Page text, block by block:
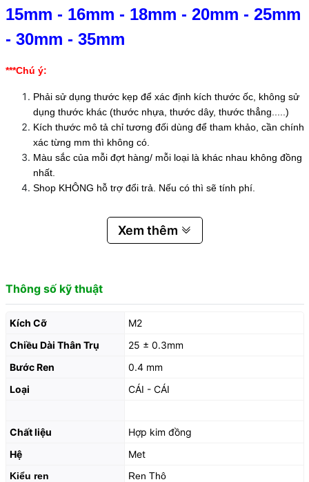
15mm - 16mm - 18mm - 20mm - 25mm
- 30mm - 35mm
***Chú ý:
Phải sử dụng thước kẹp để xác định kích thước ốc, không sử
dụng thước khác (thước nhựa, thước dây, thước thẳng.....)
Kích thước mô tả chỉ tương đối dùng để tham khảo, cần chính
xác từng mm thì không có.
Màu sắc của mỗi đợt hàng/ mỗi loại là khác nhau không đồng
nhất.
Shop KHÔNG hỗ trợ đổi trả. Nếu có thì sẽ tính phí.
Xem thêm
Thông số kỹ thuật
Kích Cỡ
M2
Chiều Dài Thân Trụ
25 ± 0.3mm
Bước Ren
0.4 mm
Loại
CÁI - CÁI
Chất liệu
Hợp kim đồng
Hệ
Met
Kiểu ren Ren Thô